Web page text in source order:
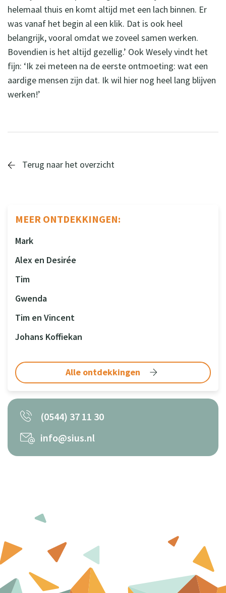
MEER ONTDEKKINGEN:
Mark
Alex en Desirée
Tim
Gwenda
Tim en Vincent
Johans Koffiekan
Alle ontdekkingen
(0544) 37 11 30
info@sius.nl
helemaal thuis en komt altijd met een lach binnen. Er
was vanaf het begin al een klik. Dat is ook heel
belangrijk, vooral omdat we zoveel samen werken.
Bovendien is het altijd gezellig.’ Ook Wesely vindt het
fijn: ‘Ik zei meteen na de eerste ontmoeting: wat een
aardige mensen zijn dat. Ik wil hier nog heel lang blijven
werken!’
Terug naar het overzicht